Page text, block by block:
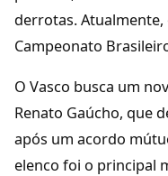
derrotas. Atualmente,
Campeonato
O Vasco busca um
Renato Gaúcho, que
após um acordo
elenco foi o principal